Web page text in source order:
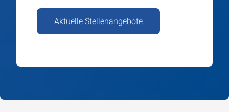
Aktuelle Stellenangebote